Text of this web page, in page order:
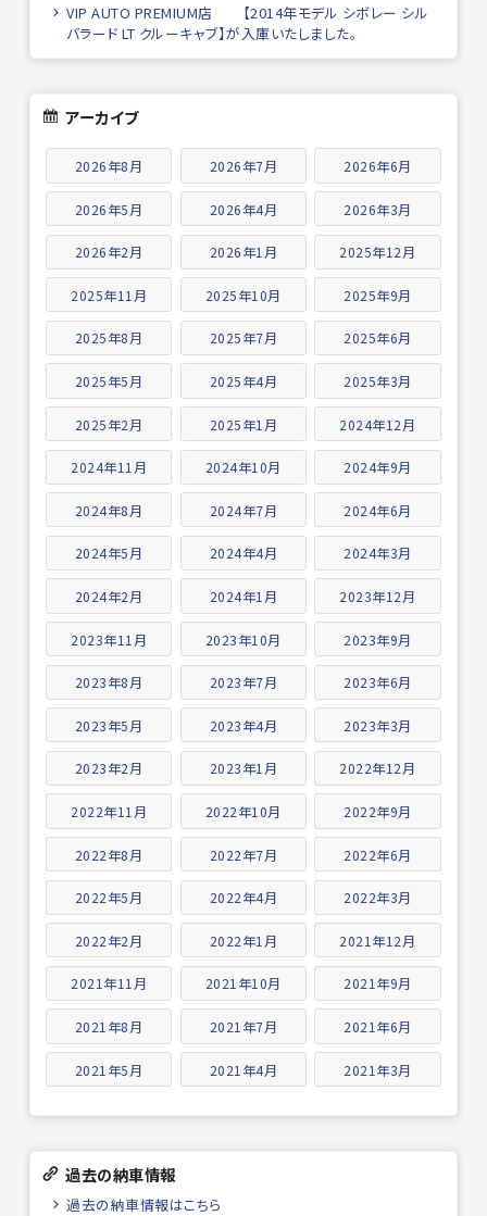
VIP AUTO PREMIUM店 【2014年モデル シボレー シル
バラード LT クルーキャブ】が入庫いたしました。
アーカイブ
2026年8月 2026年7月 2026年6月
2026年5月 2026年4月 2026年3月
2026年2月 2026年1月 2025年12月
2025年11月 2025年10月 2025年9月
2025年8月 2025年7月 2025年6月
2025年5月 2025年4月 2025年3月
2025年2月 2025年1月 2024年12月
2024年11月 2024年10月 2024年9月
2024年8月 2024年7月 2024年6月
2024年5月 2024年4月 2024年3月
2024年2月 2024年1月 2023年12月
2023年11月 2023年10月 2023年9月
2023年8月 2023年7月 2023年6月
2023年5月 2023年4月 2023年3月
2023年2月 2023年1月 2022年12月
2022年11月 2022年10月 2022年9月
2022年8月 2022年7月 2022年6月
2022年5月 2022年4月 2022年3月
2022年2月 2022年1月 2021年12月
2021年11月 2021年10月 2021年9月
2021年8月 2021年7月 2021年6月
2021年5月 2021年4月 2021年3月
過去の納車情報
過去の納車情報はこちら